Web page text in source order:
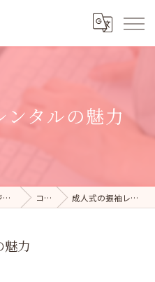
ンタルの魅力
京都のレンタル衣裳・写真スタジオならジュンブライダル コラム 成人式の振袖レンタルの魅力
魅力